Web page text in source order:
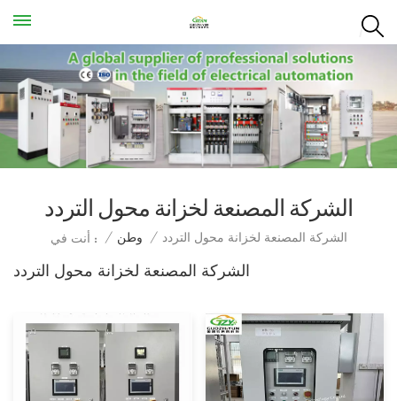
الشركة المصنعة لخزانة محول التردد
أنت في : / وطن / الشركة المصنعة لخزانة محول التردد
الشركة المصنعة لخزانة محول التردد